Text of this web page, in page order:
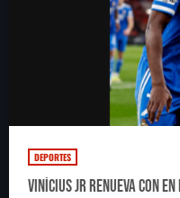
DEPORTES
Vinícius Jr renueva con